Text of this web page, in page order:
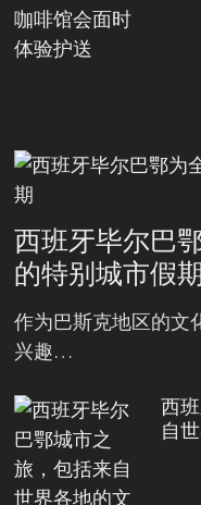
西班牙毕尔巴
的特别城市假期
作为巴斯克地区的文
兴趣…
西
自